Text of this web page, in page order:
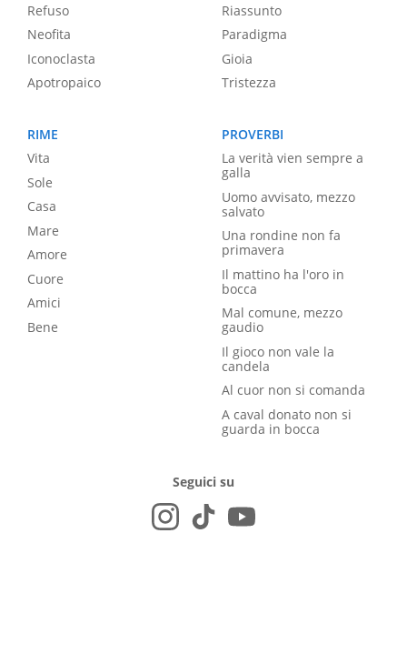
Refuso
Neofita
Iconoclasta
Apotropaico
Riassunto
Paradigma
Gioia
Tristezza
RIME
Vita
Sole
Casa
Mare
Amore
Cuore
Amici
Bene
PROVERBI
La verità vien sempre a
galla
Uomo avvisato, mezzo
salvato
Una rondine non fa
primavera
Il mattino ha l'oro in
bocca
Mal comune, mezzo
gaudio
Il gioco non vale la
candela
Al cuor non si comanda
A caval donato non si
guarda in bocca
Seguici su